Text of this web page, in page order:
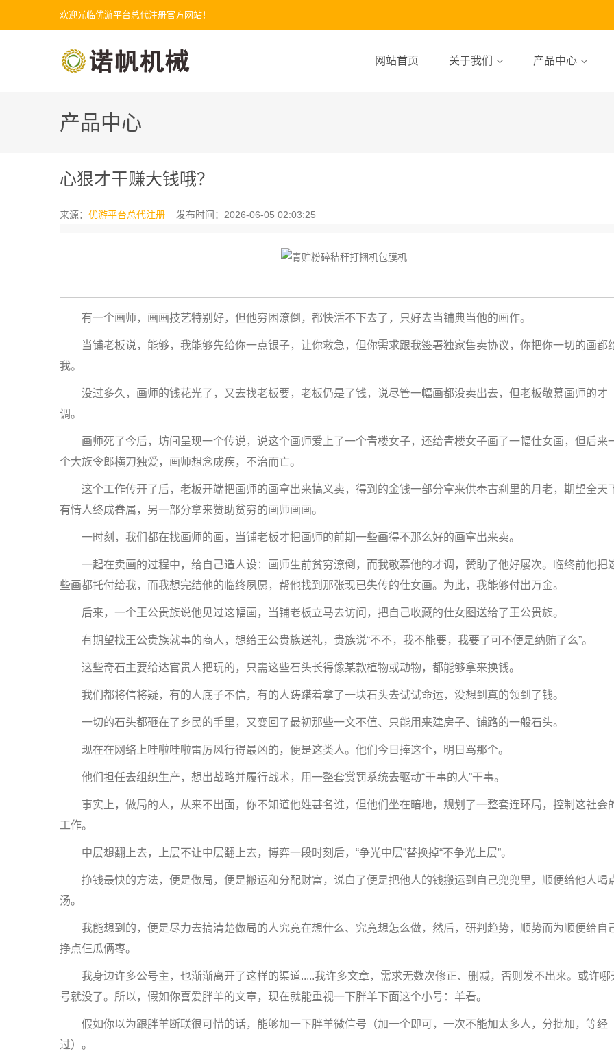
欢迎光临优游平台总代注册官方网站！
网站首页 关于我们 产品中心
产品中心
心狠才干赚大钱哦？
来源： 优游平台总代注册 发布时间：2026-06-05 02:03:25
有一个画师，画画技艺特别好，但他穷困潦倒，都快活不下去了，只好去当铺典当他的画作。
当铺老板说，能够，我能够先给你一点银子，让你救急，但你需求跟我签署独家售卖协议，你把你一切的画都
我。
没过多久，画师的钱花光了，又去找老板要，老板仍是了钱，说尽管一幅画都没卖出去，但老板敬慕画师的才
调。
画师死了今后，坊间呈现一个传说，说这个画师爱上了一个青楼女子，还给青楼女子画了一幅仕女画，但后来
个大族令郎横刀独爱，画师想念成疾，不治而亡。
这个工作传开了后，老板开端把画师的画拿出来搞义卖，得到的金钱一部分拿来供奉古刹里的月老，期望全天
有情人终成眷属，另一部分拿来赞助贫穷的画师画画。
一时刻，我们都在找画师的画，当铺老板才把画师的前期一些画得不那么好的画拿出来卖。
一起在卖画的过程中，给自己造人设：画师生前贫穷潦倒，而我敬慕他的才调，赞助了他好屡次。临终前他把
些画都托付给我，而我想完结他的临终夙愿，帮他找到那张现已失传的仕女画。为此，我能够付出万金。
后来，一个王公贵族说他见过这幅画，当铺老板立马去访问，把自己收藏的仕女图送给了王公贵族。
有期望找王公贵族就事的商人，想给王公贵族送礼，贵族说“不不，我不能要，我要了可不便是纳贿了么”。
这些奇石主要给达官贵人把玩的，只需这些石头长得像某款植物或动物，都能够拿来换钱。
我们都将信将疑，有的人底子不信，有的人踌躇着拿了一块石头去试试命运，没想到真的领到了钱。
一切的石头都砸在了乡民的手里，又变回了最初那些一文不值、只能用来建房子、铺路的一般石头。
现在在网络上哇啦哇啦雷厉风行得最凶的，便是这类人。他们今日捧这个，明日骂那个。
他们担任去组织生产，想出战略并履行战术，用一整套赏罚系统去驱动“干事的人”干事。
事实上，做局的人，从来不出面，你不知道他姓甚名谁，但他们坐在暗地，规划了一整套连环局，控制这社会
工作。
中层想翻上去，上层不让中层翻上去，博弈一段时刻后，“争光中层”替换掉“不争光上层”。
挣钱最快的方法，便是做局，便是搬运和分配财富，说白了便是把他人的钱搬运到自己兜兜里，顺便给他人喝
汤。
我能想到的，便是尽力去搞清楚做局的人究竟在想什么、究竟想怎么做，然后，研判趋势，顺势而为顺便给自
挣点仨瓜俩枣。
我身边许多公号主，也渐渐离开了这样的渠道.....我许多文章，需求无数次修正、删减，否则发不出来。或许哪
号就没了。所以，假如你喜爱胖羊的文章，现在就能重视一下胖羊下面这个小号：羊看。
假如你以为跟胖羊断联很可惜的话，能够加一下胖羊微信号（加一个即可，一次不能加太多人，分批加，等经
过）。